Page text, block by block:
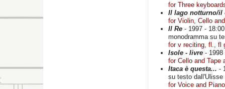
for Three
Il lago notturno/il
for Violin, Cello
Il Re - 1997 - 18:00
monodramma su
for v reciting, fl., fl
Isole - livre - 1998
for Cello and Tape
Itaca è questa... -
su testo dall'Ulisse
for Voice and Piano